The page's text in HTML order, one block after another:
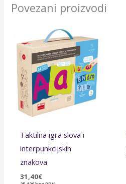
Povezani proizvodi
Taktilna igra slova i
interpunkcijskih
znakova
31,40€